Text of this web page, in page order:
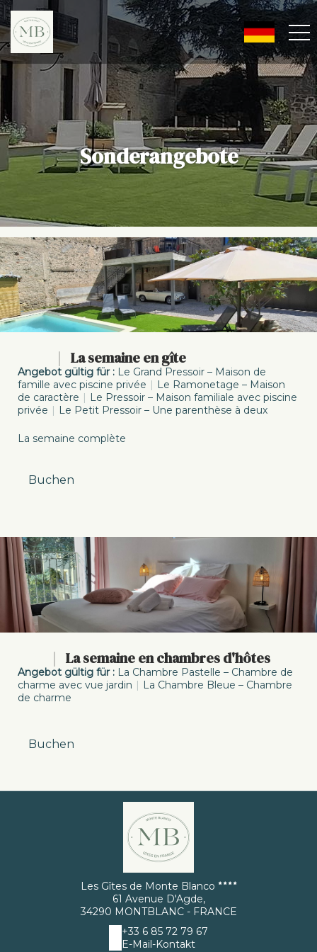
Sonderangebote
| La semaine en gîte
Angebot gültig für : Le Grand Pressoir – Maison de
famille avec piscine privée
Le Ramonetage – Maison
de caractère
Le Pressoir – Maison familiale avec piscine
privée
Le Petit Pressoir – Une parenthèse à deux
La semaine complète
Buchen
| La semaine en chambres d'hôtes
Angebot gültig für : La Chambre Pastelle – Chambre de
charme avec vue jardin | La Chambre Bleue – Chambre
de charme
Buchen
Les Gîtes de Monte Blanco
61 Avenue D'Agde,
34290 MONTBLANC - FRANCE
+33 6 85 72 79 67
E-Mail-Kontakt